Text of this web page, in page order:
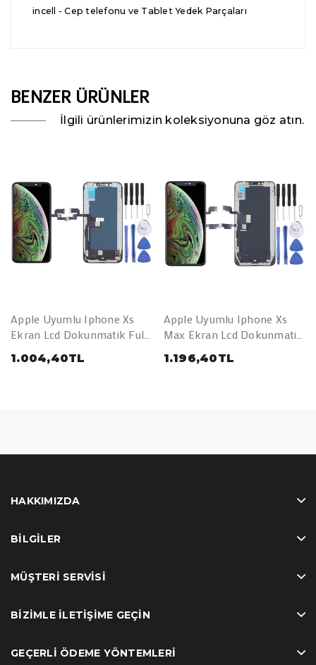
incell - Cep telefonu ve Tablet Yedek Parçaları
BENZER ÜRÜNLER
İlgili ürünlerimizin koleksiyonuna göz atın.
Apple Uyumlu Iphone Xs
Ekran Lcd Dokunmatik Full
1.004,40TL
Apple Uyumlu Iphone Xs
Max Ekran Lcd Dokunmatik
1.196,40TL
HAKKIMIZDA
BILGILER
MÜŞTERI SERVISI
BIZIMLE İLETIŞIME GEÇIN
GEÇERLI ÖDEME YÖNTEMLERI